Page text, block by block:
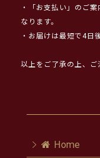
・「お支払い」のご
なります。
・お届けは最短で4日
以上をご了承の上、ご
Home